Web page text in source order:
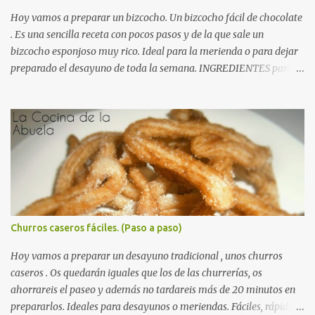
moscada y cubrimos con el vino tinto y el brandy. Agregamos la
cebolla y las za...
Autorecambiosstore.ES
Hoy vamos a preparar un bizcocho. Un bizcocho fácil de chocolate
. Es una sencilla receta con pocos pasos y de la que sale un
bizcocho esponjoso muy rico. Ideal para la merienda o para dejar
preparado el desayuno de toda la semana. INGREDIENTES para
de harina 1 y ½ vasos de azúcar 1 vaso de cacao en polvo (tipo
Nesquik) ½ vaso de aceite de girasol ½ vaso de leche 1 sobre de
levadura química RECETA para un Bizcocho de chocolate fácil: En
un bol amplio echamos los huevos y el azúcar y batimos bien,
hasta que quede una crema amarillenta. Añadimos el aceite y la
leche y volvemos a batir. Agregamos el cacao, luego la harina y
finalmente la levadura. Mezclamos todo bien hasta formar una
pasta homogénea y sin grumos de color cacao. Preparamos el
molde, untándolo con una pizca de mantequilla y enharinando un
poco para que no se nos pegue el...
Churros caseros fáciles. (Paso a paso)
Hoy vamos a preparar un desayuno tradicional , unos churros
caseros . Os quedarán iguales que los de las churrerías, os
ahorrareis el paseo y además no tardareis más de 20 minutos en
prepararlos. Ideales para desayunos o meriendas. Fáciles, rápidos,